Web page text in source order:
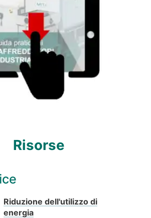
Risorse
Riduzione dell'utilizzo di
energia